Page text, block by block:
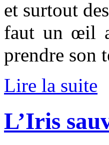
et surtout
faut un œil
prendre son
Lire la suite
L’Iris